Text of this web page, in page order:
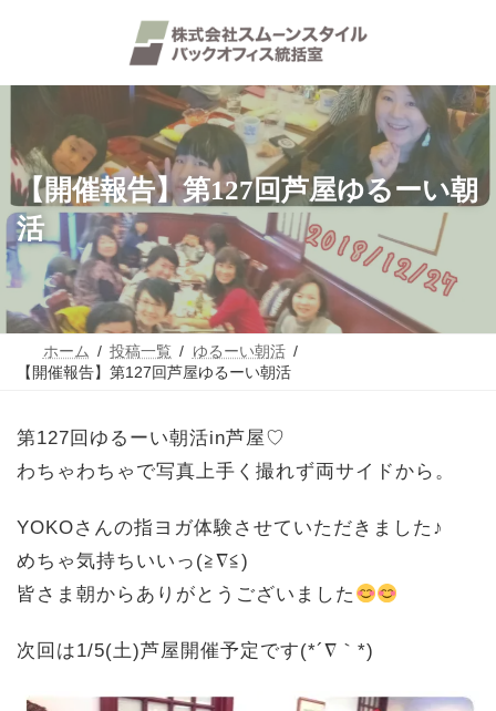
ツ
キ
ッ
プ
シ
に
移
動【開催報告】第127回芦屋ゆるーい朝
活
ホーム 投稿一覧
ゆるーい朝活
【開催報告】第127回芦屋ゆるーい朝活
第127回ゆるーい朝活in芦屋♡
わちゃわちゃで写真上手く撮れず両サイドから。
YOKOさんの指ヨガ体験させていただきました♪
めちゃ気持ちいいっ(≧∇≦)
皆さま朝からありがとうございました
次回は1/5(土)芦屋開催予定です(*´∇｀*)